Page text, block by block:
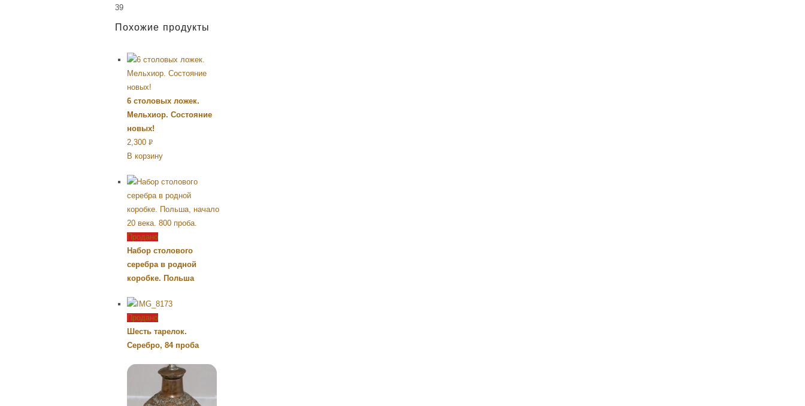
39
Похожие продукты
6 столовых ложек.
Мельхиор. Состояние
новых!
2,300 Р
УБ.
В корзину
Продано
Набор столового
серебра в родной
коробке. Польша
Продано
Шесть тарелок.
Серебро, 84 проба